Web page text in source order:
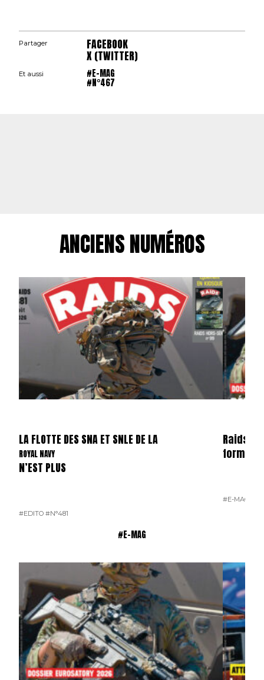
Partager FACEBOOK
X (TWITTER)
Et aussi #E-MAG
#N°467
ANCIENS NUMÉROS
LA FLOTTE DES SNA ET SNLE DE LA
ROYAL NAVY
N’EST PLUS
#EDITO #N°481
Raids
format
#E-MAG
#E-MAG